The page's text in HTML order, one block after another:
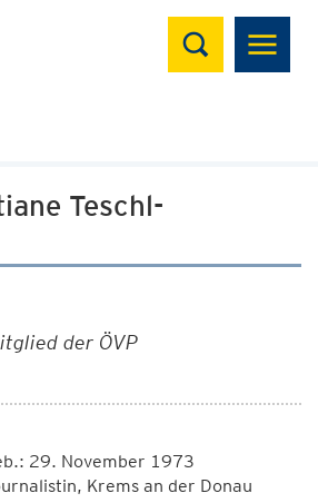
Suchen
Teschl-
der ÖVP
29. November 1973
Krems an der Donau